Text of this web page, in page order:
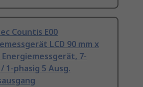
Countis E00
LCD 90 mm x
Energiemessgerät, 7-
1-phasig 5 Ausg.